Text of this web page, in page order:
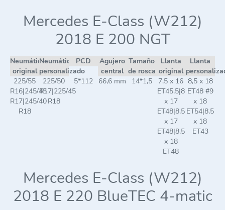
Mercedes E-Class (W212)
2018 E 200 NGT
Neumático
original
Neumático
personalizado
PCD
Agujero
central
Tamaño
de rosca
Llanta
original
Llanta
225/55
R16|245/45
R17|245/40
R18
225/50
R17|225/45
R18
5*112 66,6 mm 14*1,5
7,5 x 16
ET45,5|8
x 17
ET48|8,5
x 17
ET48|8,5
x 18
ET48
8,5 x 18
ET48 #9
x 18
ET54|8,5
x 18
ET43
Mercedes E-Class (W212)
2018 E 220 BlueTEC 4-matic